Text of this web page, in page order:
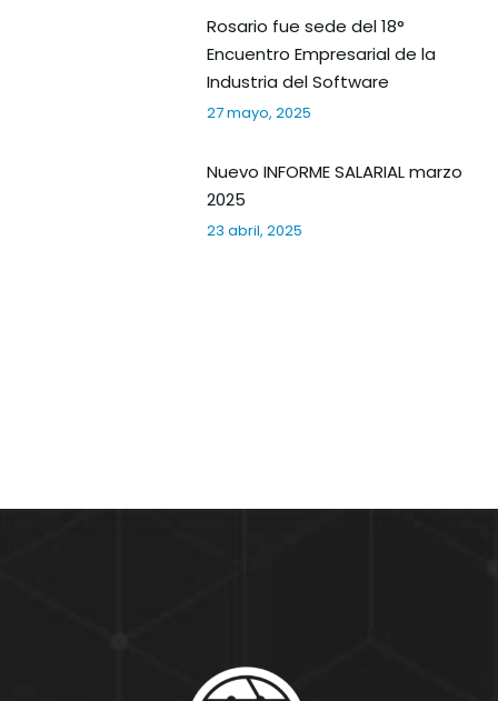
Rosario fue sede del 18°
Encuentro Empresarial de la
Industria del Software
27 mayo, 2025
Nuevo INFORME SALARIAL marzo
2025
23 abril, 2025